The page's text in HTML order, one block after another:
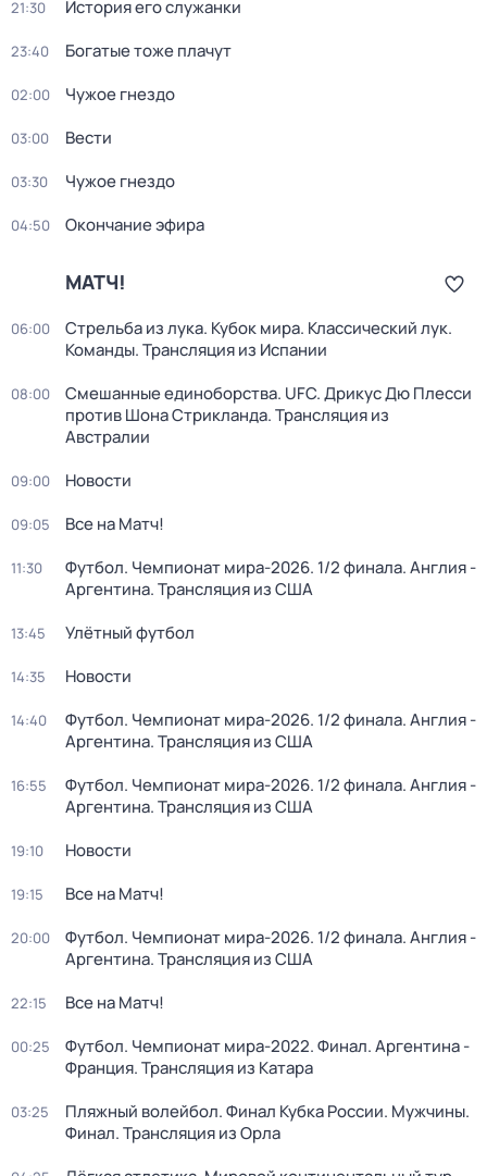
21:30 История его служанки
23:40 Богатые тоже плачут
02:00 Чужое гнездо
03:00 Вести
03:30 Чужое гнездо
04:50 Окончание эфира
МАТЧ!
06:00
Стрельба из лука. Кубок мира. Классический лук.
Команды. Трансляция из Испании
08:00
Смешанные единоборства. UFC. Дрикус Дю Плесси
против Шона Стрикланда. Трансляция из
Австралии
09:00 Новости
09:05 Все на Матч!
11:30
Футбол. Чемпионат мира-2026. 1/2 финала. Англия -
Аргентина. Трансляция из США
13:45 Улётный футбол
14:35 Новости
14:40
Футбол. Чемпионат мира-2026. 1/2 финала. Англия -
Аргентина. Трансляция из США
16:55
Футбол. Чемпионат мира-2026. 1/2 финала. Англия -
Аргентина. Трансляция из США
19:10 Новости
19:15 Все на Матч!
20:00
Футбол. Чемпионат мира-2026. 1/2 финала. Англия -
Аргентина. Трансляция из США
22:15 Все на Матч!
00:25
Футбол. Чемпионат мира-2022. Финал. Аргентина -
Франция. Трансляция из Катара
03:25
Пляжный волейбол. Финал Кубка России. Мужчины.
Финал. Трансляция из Орла